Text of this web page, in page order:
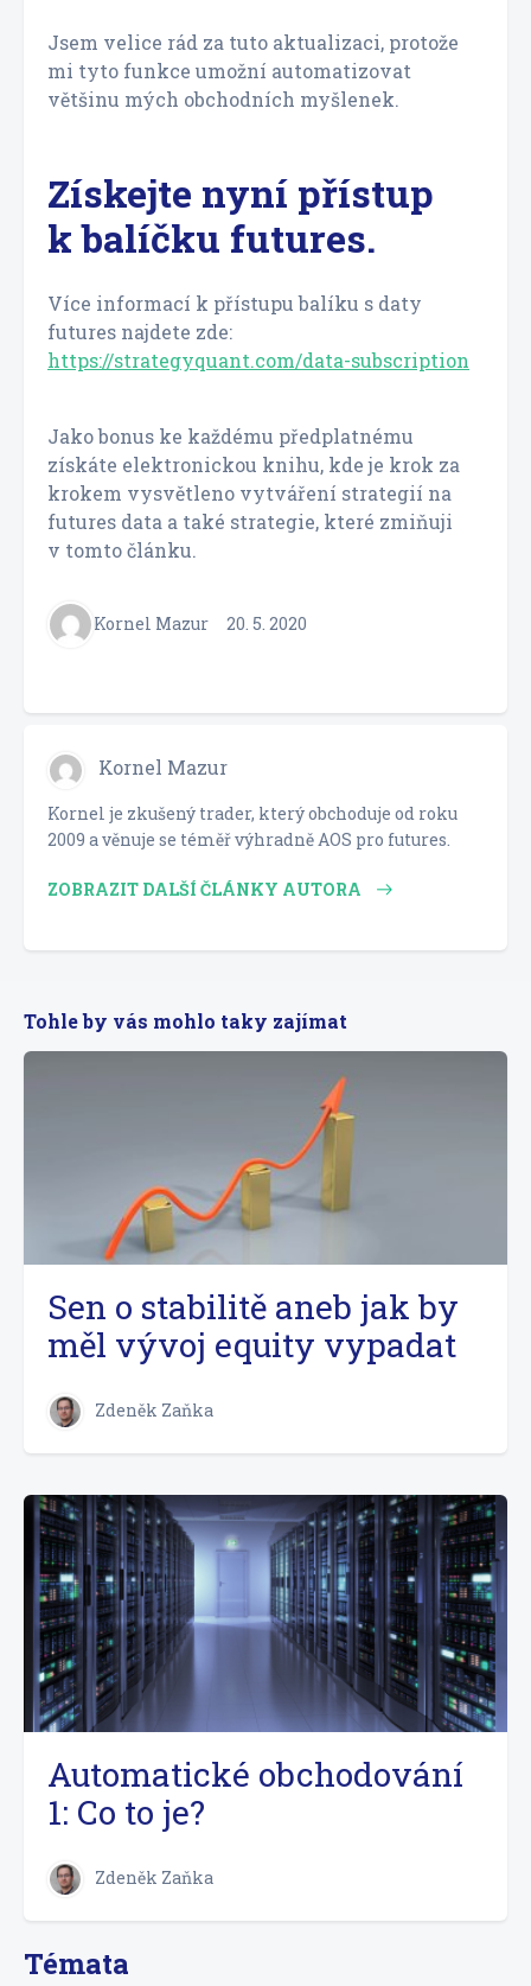
Jsem velice rád za tuto aktualizaci, protože
mi tyto funkce umožní automatizovat
většinu mých obchodních myšlenek.
Získejte nyní přístup
k balíčku futures.
Více informací k přístupu balíku s daty
futures najdete zde:
https://strategyquant.com/data-subscription
Jako bonus ke každému předplatnému
získáte elektronickou knihu, kde je krok za
krokem vysvětleno vytváření strategií na
futures data a také strategie, které zmiňuji
v tomto článku.
Kornel Mazur 20. 5. 2020
Kornel Mazur
Kornel je zkušený trader, který obchoduje od roku
2009 a věnuje se téměř výhradně AOS pro futures.
ZOBRAZIT DALŠÍ ČLÁNKY AUTORA
Tohle by vás mohlo taky zajímat
Sen o stabilitě aneb jak by
měl vývoj equity vypadat
Zdeněk Zaňka
Automatické obchodování
1: Co to je?
Zdeněk Zaňka
Témata